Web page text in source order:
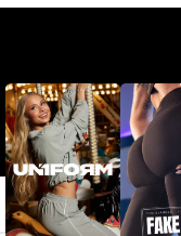
XS
S
M